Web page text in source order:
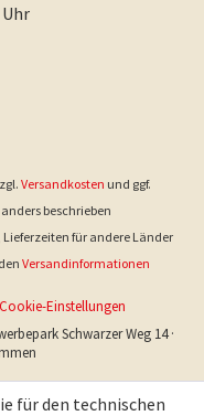
Uhr
Versandkosten und ggf.
beschrieben
für andere Länder
Versandinformationen
Cookie-Einstellungen
Schwarzer Weg 14 ·
für den technischen